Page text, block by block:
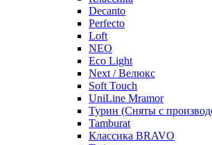
Decanto
Perfecto
Loft
NEO
Eco Light
Next / Велюкс
Soft Touch
UniLine Mramor
Турин (Сняты с
Tamburat
Классика BRAVO